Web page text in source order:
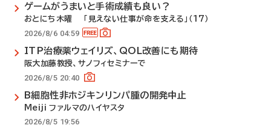
ゲームがうまいと手術成績も良い？
おとにち木曜 「見えない仕事が命を支える」（17）
2026/8/6 04:59
ITP治療薬ウェイリズ、QOL改善にも期待
阪大加藤教授、サノフィセミナーで
2026/8/5 20:40
B細胞性非ホジキンリンパ腫の開発中止
Meiji ファルマのハイヤスタ
2026/8/5 19:56